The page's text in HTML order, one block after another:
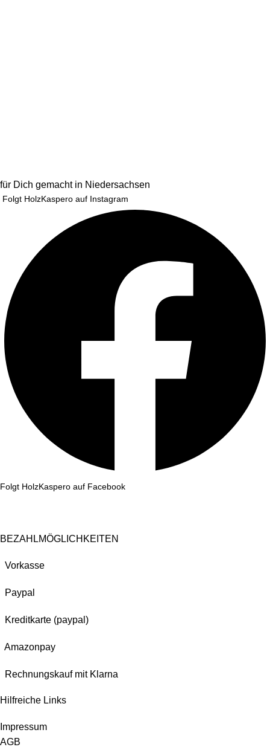
für Dich gemacht in Niedersachsen
Folgt HolzKaspero auf Instagram
Folgt HolzKaspero auf Facebook
BEZAHLMÖGLICHKEITEN
Vorkasse
Paypal
Kreditkarte (paypal)
Amazonpay
Rechnungskauf mit Klarna
Hilfreiche Links
Impressum
AGB